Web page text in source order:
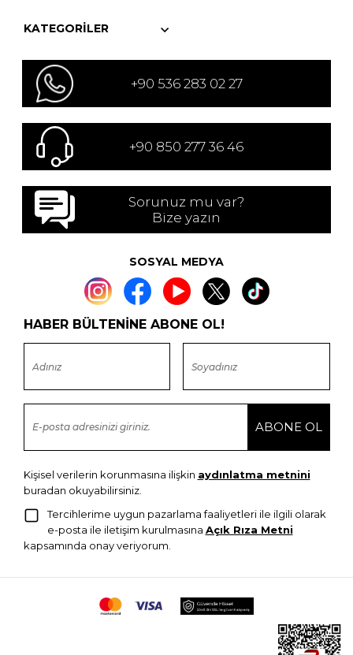
KATEGORILER
+90 536 283 02 27
+90 850 277 36 46
Sorunuz mu var?
Bize yazın
SOSYAL MEDYA
HABER BÜLTENİNE ABONE OL!
Kişisel verilerin korunmasına ilişkin aydınlatma metnini
buradan okuyabilirsiniz.
Tercihlerime uygun pazarlama faaliyetleri ile ilgili olarak
e-posta ile iletişim kurulmasına Açık Rıza Metni
kapsamında onay veriyorum.